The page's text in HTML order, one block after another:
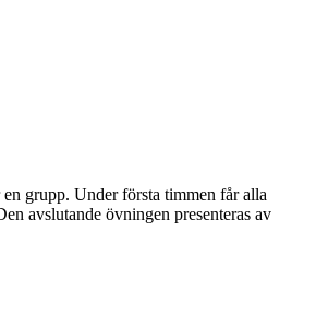
grupp. Under första timmen får alla
avslutande övningen presenteras av